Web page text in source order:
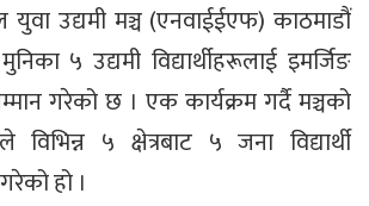
युवा उद्यमी मञ्च (एनवाईईएफ) काठमाडौं
५ उद्यमी विद्यार्थीहरूलाई इमर्जिङ
गरेको छ । एक कार्यक्रम गर्दै मञ्चको
विभिन्न ५ क्षेत्रबाट ५ जना विद्यार्थी
हो ।